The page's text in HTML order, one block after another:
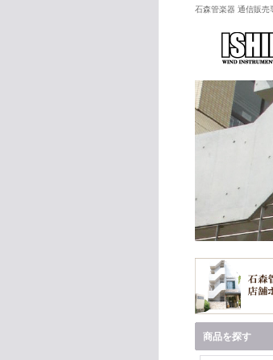
石森管楽器 通信販売
商品を探す